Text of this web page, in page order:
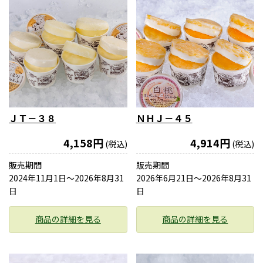
ＪＴ－３８
4,158円 (税込)
販売期間
2024年11月1日〜2026年8月31
日
商品の詳細を見る
ＮＨＪ－４５
4,914円 (税込)
販売期間
2026年6月21日〜2026年8月31
日
商品の詳細を見る